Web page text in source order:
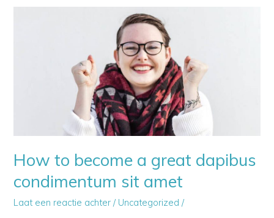
happy
How to become a great dapibus
condimentum sit amet
Laat een reactie achter / Uncategorized /